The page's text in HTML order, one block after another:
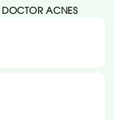
ACNES